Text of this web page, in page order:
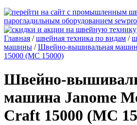
Главная /швейная техника по видам /
машины /Швейно-вышивальная
15000 (MC 15000)
Швейно-
машина Janome
Craft 15000 (MC